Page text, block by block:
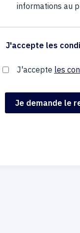
informations au
J'accepte les
J'accepte les